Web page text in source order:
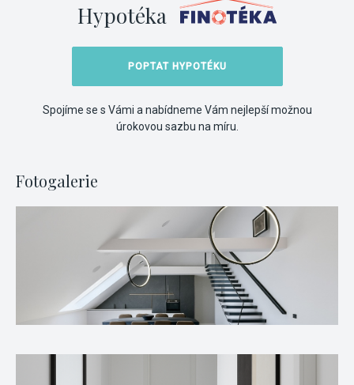
Hypotéka
POPTAT HYPOTÉKU
Spojíme se s Vámi a nabídneme Vám nejlepší možnou
úrokovou sazbu na míru.
Fotogalerie